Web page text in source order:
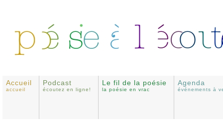
Accueil
accueil
Podcast
écoutez en ligne!
Le fil de la poésie
la poésie en vrac
Agenda
événements à